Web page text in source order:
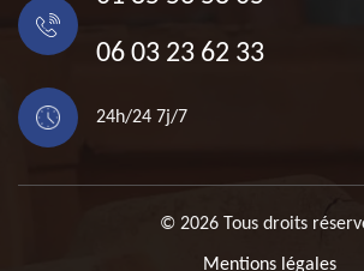
06 03 23 62 33
24h/24 7j/7
© 2026 Tous droits
Mentions légales